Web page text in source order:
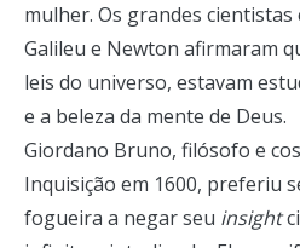
mulher. Os grandes
Galileu e Newton afirmaram
leis do universo, estavam
e a beleza da mente de Deus.
Giordano Bruno, filósofo e
Inquisição em 1600, preferiu
fogueira a negar seu insight